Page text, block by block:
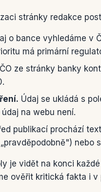
stránky redakce
o bance vyhledáme v
má primární
IČO ze stránky banky
Údaj se ukládá s
na webu není.
publikací prochází
je vidět na konci
ověřit kritická fakta i v